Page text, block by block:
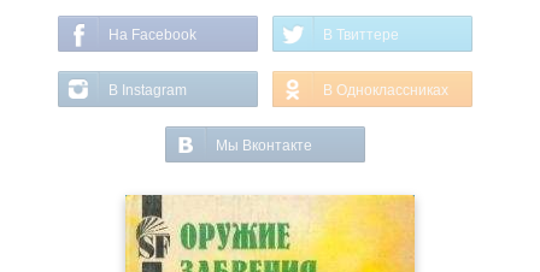
На Facebook В Твиттере
В Instagram В Одноклассниках
Мы Вконтакте